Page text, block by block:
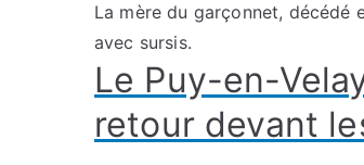
La mère du garçonnet, décédé
avec sursis.
Le Puy-en-
retour devant